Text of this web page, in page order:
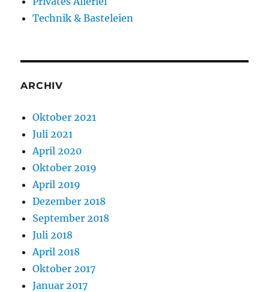
Technik & Basteleien
ARCHIV
Oktober 2021
Juli 2021
April 2020
Oktober 2019
April 2019
Dezember 2018
September 2018
Juli 2018
April 2018
Oktober 2017
Januar 2017